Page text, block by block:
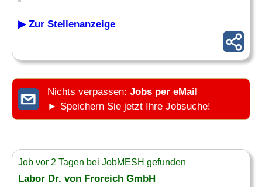
▶ Zur Stellenanzeige
Nichts verpassen: Jobs per eMail
► Speichern Sie jetzt Ihre Jobsuche!
Job vor 2 Tagen bei JobMESH gefunden
Labor Dr. von Froreich GmbH